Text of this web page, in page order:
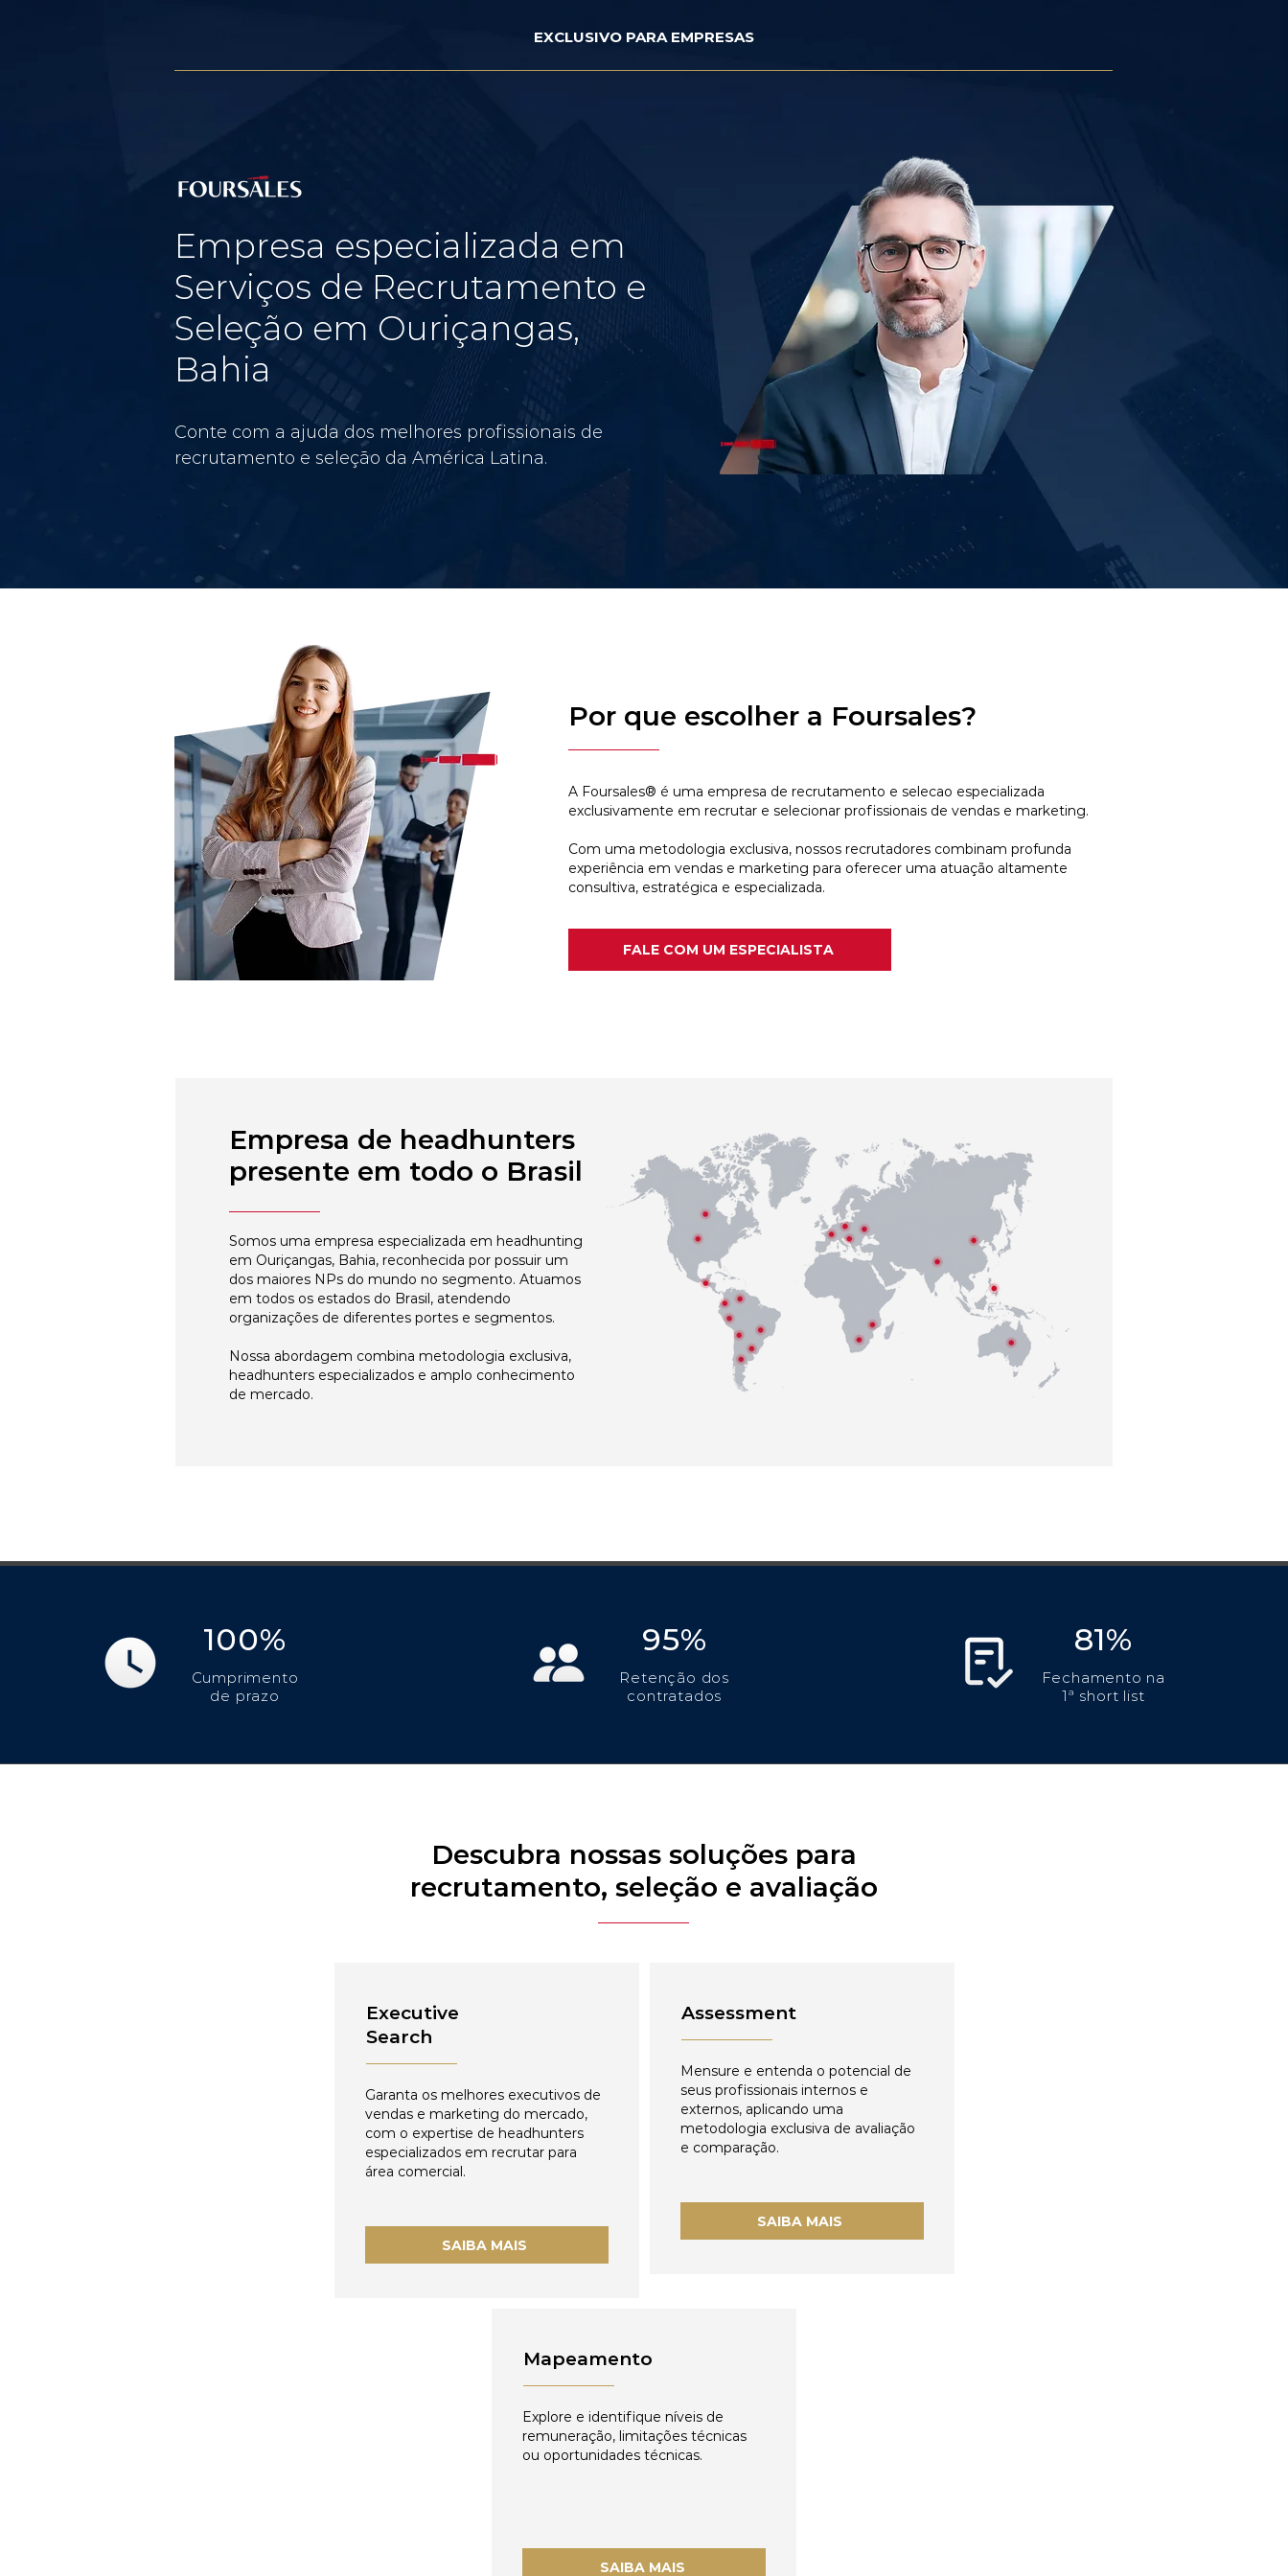
EXCLUSIVO PARA EMPRESAS
Empresa especializada em
Serviços de Recrutamento e
Seleção em Ouriçangas,
Bahia
Conte com a ajuda dos melhores profissionais de
recrutamento e seleção da América Latina.
Por que escolher a Foursales?
A Foursales® é uma empresa de recrutamento e selecao especializada
exclusivamente em recrutar e selecionar profissionais de vendas e marketing.
Com uma metodologia exclusiva, nossos recrutadores combinam profunda
experiência em vendas e marketing para oferecer uma atuação altamente
consultiva, estratégica e especializada.
FALE COM UM ESPECIALISTA
Empresa de headhunters
presente em todo o Brasil
Somos uma empresa especializada em headhunting
em Ouriçangas, Bahia, reconhecida por possuir um
dos maiores NPs do mundo no segmento. Atuamos
em todos os estados do Brasil, atendendo
organizações de diferentes portes e segmentos.
Nossa abordagem combina metodologia exclusiva,
headhunters especializados e amplo conhecimento
de mercado.
100%
Cumprimento
de prazo
95%
Retenção dos
contratados
81%
Fechamento na
1ª short list
Descubra nossas soluções para
recrutamento, seleção e avaliação
Executive
Search
Garanta os melhores executivos de
vendas e marketing do mercado,
com o expertise de headhunters
especializados em recrutar para
área comercial.
SAIBA MAIS
Assessment
Mensure e entenda o potencial de
seus profissionais internos e
externos, aplicando uma
metodologia exclusiva de avaliação
e comparação.
SAIBA MAIS
Mapeamento
Explore e identifique níveis de
remuneração, limitações técnicas
ou oportunidades técnicas.
SAIBA MAIS